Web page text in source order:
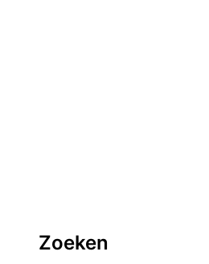
Zoeken